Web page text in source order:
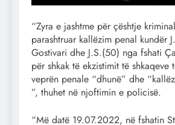
“Zyra e jashtme për çështje
parashtruar kallëzim penal kundër
Gostivari dhe J.S.(50) nga fshati
për shkak të ekzistimit të shkaqeve
veprën penale “dhunë” dhe
”, thuhet në njoftimin e policisë.
“Më datë 19.07.2022, në fshatin